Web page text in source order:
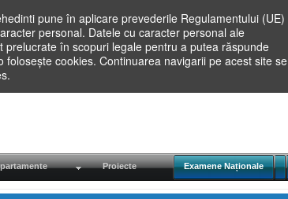
pune în aplicare prevederile Regulamentului (UE)
personal. Datele cu caracter personal ale
în scopuri legale pentru a putea răspunde
cookies. Continuarea navigarii pe acest site se
Proiecte Examene Naționale